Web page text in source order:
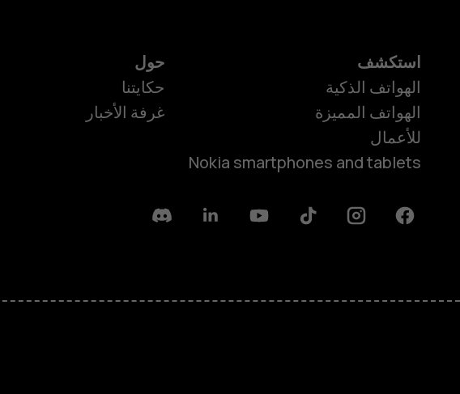
استكشف
الهواتف الذكية
الهواتف المميزة
للأعمال
Nokia smartphones and tablets
حول
حكايتنا
غرفة الأخبار
Facebook
Instagram
Tiktok
Youtube
Linkedin
Discord